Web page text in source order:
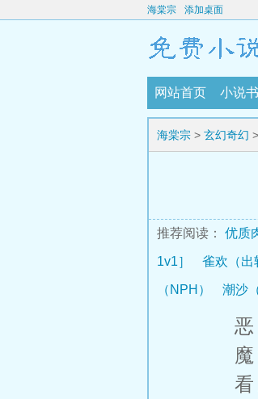
海棠宗 添加桌面
网站首页 小说
海棠宗 > 玄幻奇幻 >
推荐阅读： 优质
1v1］ 雀欢（出
（NPH） 潮沙
恶龙
魔女
看上